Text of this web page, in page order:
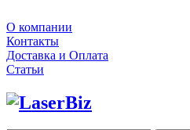
О компании
Контакты
Доставка и Оплата
Статьи